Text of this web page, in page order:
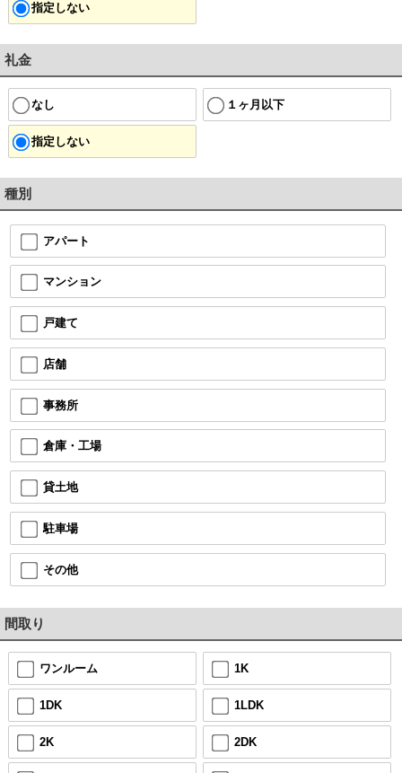
指定しない
礼金
なし １ヶ月以下
指定しない
種別
アパート
マンション
戸建て
店舗
事務所
倉庫・工場
貸土地
駐車場
その他
間取り
ワンルーム 1K
1DK 1LDK
2K 2DK